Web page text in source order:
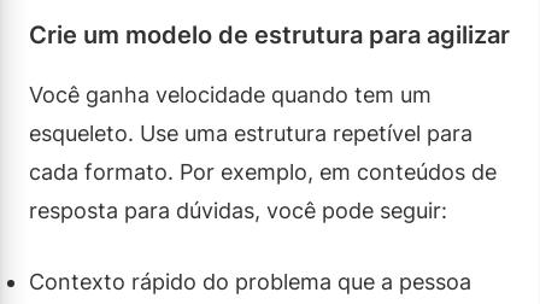
Crie um modelo de estrutura para agilizar
Você ganha velocidade quando tem um
esqueleto. Use uma estrutura repetível para
cada formato. Por exemplo, em conteúdos de
resposta para dúvidas, você pode seguir:
Contexto rápido do problema que a pessoa